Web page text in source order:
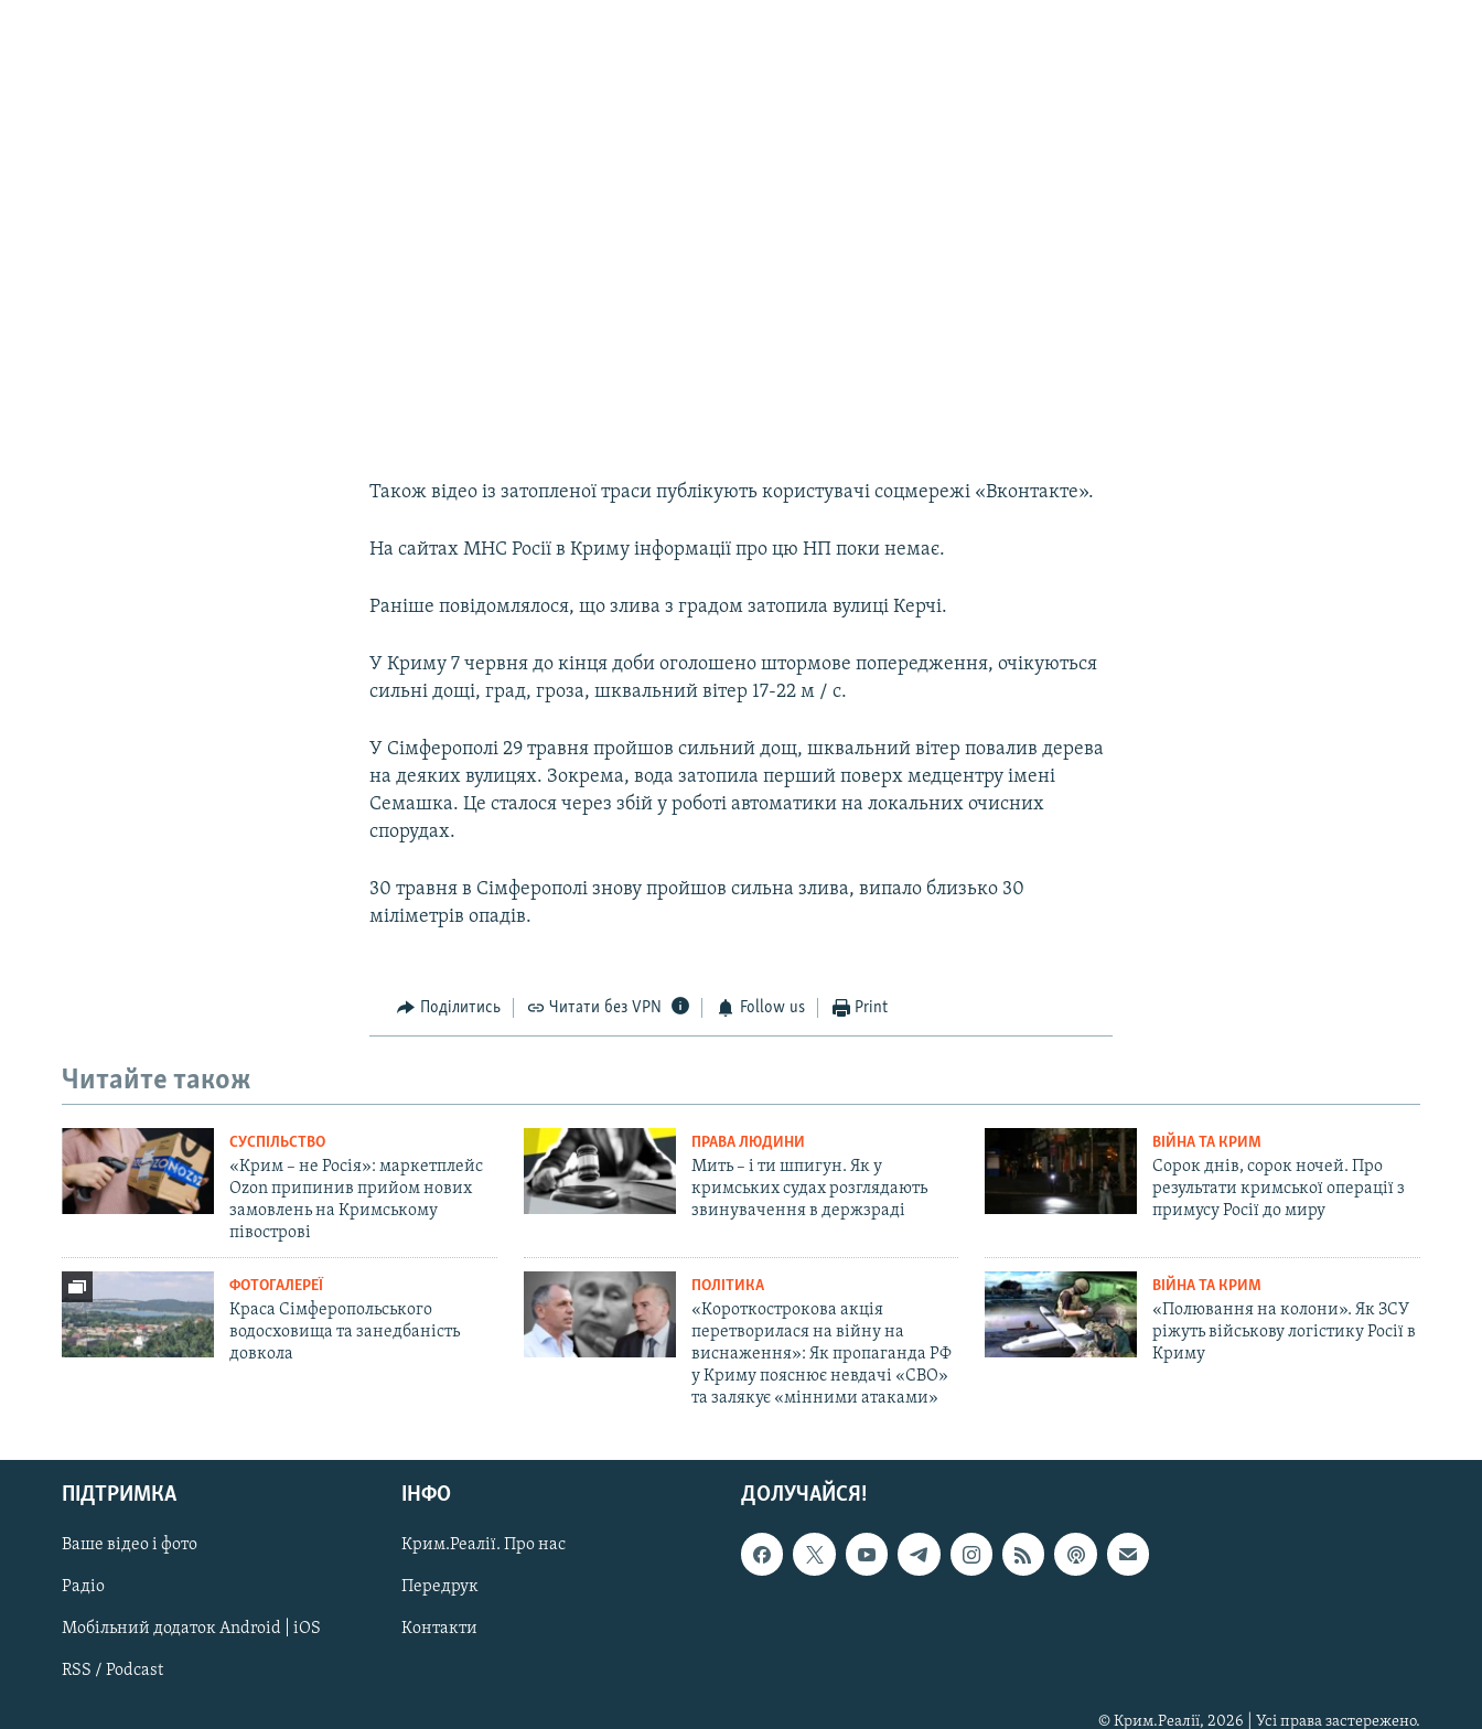
Русский
Qırımtatar
ДОЛУЧАЙСЯ!
Також відео із затопленої траси публікують користувачі соцмережі «Вконтакте».
На сайтах МНС Росії в Криму інформації про цю НП поки немає.
Раніше повідомлялося, що злива з градом затопила вулиці Керчі.
У Криму 7 червня до кінця доби оголошено штормове попередження, очікуються
сильні дощі, град, гроза, шквальний вітер 17-22 м / с.
У Сімферополі 29 травня пройшов сильний дощ, шквальний вітер повалив дерева
на деяких вулицях. Зокрема, вода затопила перший поверх медцентру імені
Семашка. Це сталося через збій у роботі автоматики на локальних очисних
спорудах.
30 травня в Сімферополі знову пройшов сильна злива, випало близько 30
міліметрів опадів.
Поділитись Читати без VPN Follow us Print
Читайте також
СУСПІЛЬСТВО
«Крим – не Росія»: маркетплейс
Ozon припинив прийом нових
замовлень на Кримському
півострові
ПРАВА ЛЮДИНИ
Мить – і ти шпигун. Як у
кримських судах розглядають
звинувачення в держзраді
ВІЙНА ТА КРИМ
Сорок днів, сорок ночей. Про
результати кримської операції з
примусу Росії до миру
ФОТОГАЛЕРЕЇ
Краса Сімферопольського
водосховища та занедбаність
довкола
ПОЛІТИКА
«Короткострокова акція
перетворилася на війну на
виснаження»: Як пропаганда РФ
у Криму пояснює невдачі «СВО»
та залякує «мінними атаками»
ВІЙНА ТА КРИМ
«Полювання на колони». Як ЗСУ
ріжуть військову логістику Росії в
Криму
ДОЛУЧАЙСЯ!
ПІДТРИМКА
Ваше відео і фото
Радіо
Мобільний додаток Android | iOS
RSS / Podcast
ІНФО
Крим.Реалії. Про нас
Передрук
Контакти
© Крим.Реалії, 2026 | Усі права застережено.